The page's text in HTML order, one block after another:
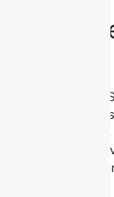
4.
Ein
Wiederaufbau
Schlafqualität
besser